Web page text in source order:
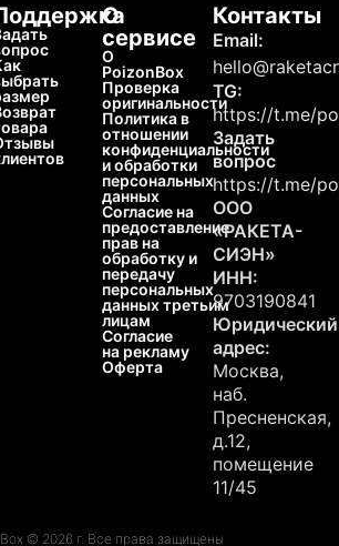
О
сервисе
О
PoizonBox
Проверка
оригинальности
Политика в
отношении
конфиденциальности
и обработки
персональных
данных
Согласие на
предоставление
прав на
обработку и
передачу
персональных
данных третьим
лицам
Согласие
на рекламу
Оферта
Контакты
Email:
TG:
https://t.me/
Задать
вопрос
https://t.me/
ООО
«РАКЕТА-
СИЭН»
ИНН:
9703190841
Юридический
адрес:
Москва,
наб.
Пресненская,
д.12,
помещение
11/45
© 2026 г. Все права защищены